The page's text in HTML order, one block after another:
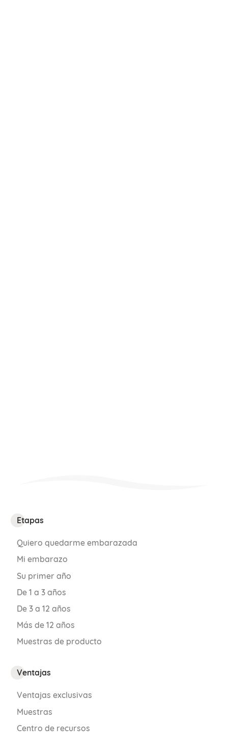
Etapas
Quiero quedarme embarazada
Mi embarazo
Su primer año
De 1 a 3 años
De 3 a 12 años
Más de 12 años
Muestras de producto
Ventajas
Ventajas exclusivas
Muestras
Centro de recursos